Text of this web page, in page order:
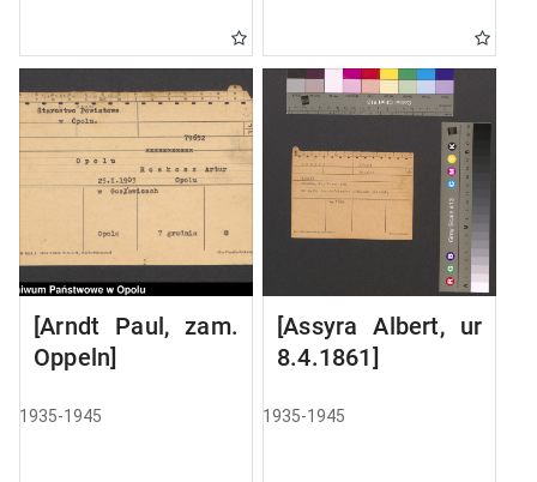
[Arndt Paul, zam.
Oppeln]
1935-1945
[Assyra Albert, ur
8.4.1861]
1935-1945